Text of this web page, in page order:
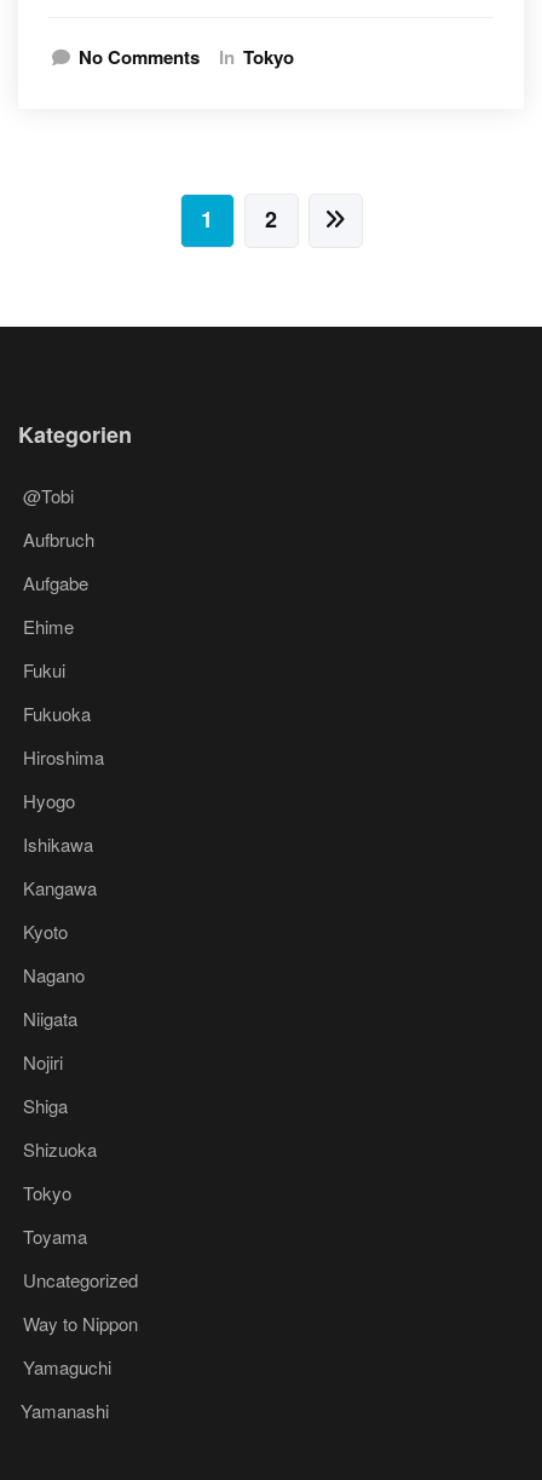
No Comments In Tokyo
Seitennummerierung
der
1 2
Kategorien
@Tobi
Aufbruch
Aufgabe
Ehime
Fukui
Fukuoka
Hiroshima
Hyogo
Ishikawa
Kangawa
Kyoto
Nagano
Niigata
Nojiri
Shiga
Shizuoka
Tokyo
Toyama
Uncategorized
Way to Nippon
Yamaguchi
Yamanashi